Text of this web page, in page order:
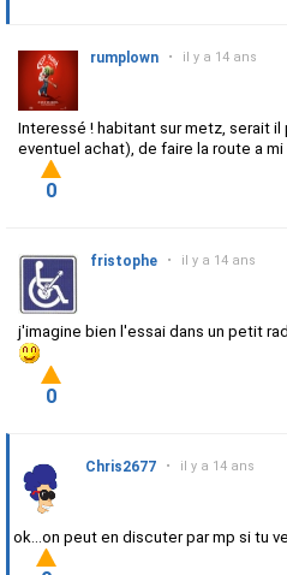
rumplown • il y a 14 ans
Interessé ! habitant sur metz, serait
eventuel achat), de faire la route a mi
0
fristophe • il y a 14 ans
j'imagine bien l'essai dans un petit
0
Chris2677 • il y a 14 ans
ok...on peut en discuter par mp si tu